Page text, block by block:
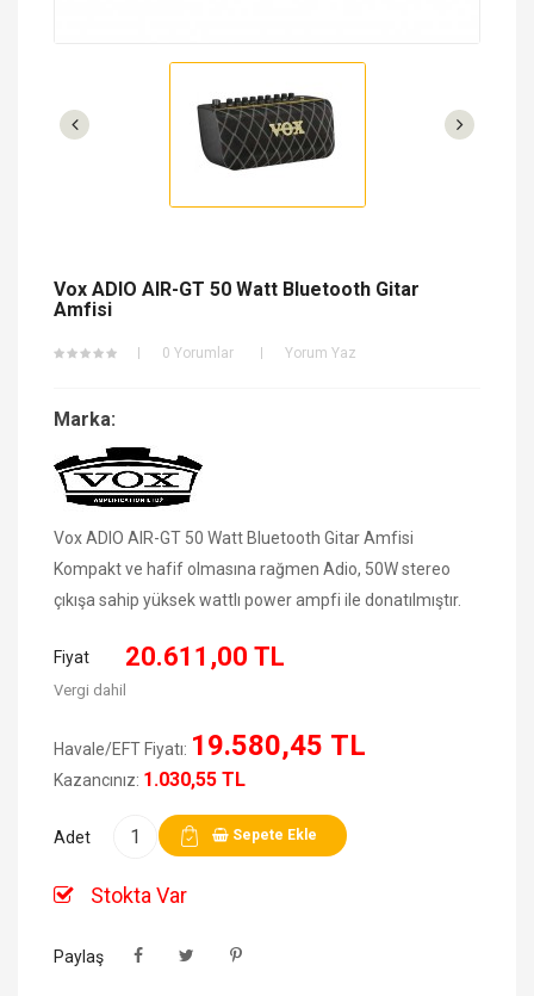
Vox ADIO AIR-GT 50 Watt Bluetooth Gitar
Amfisi
0 Yorumlar Yorum Yaz
Marka:
Vox ADIO AIR-GT 50 Watt Bluetooth Gitar Amfisi
Kompakt ve hafif olmasına rağmen Adio, 50W stereo
çıkışa sahip yüksek wattlı power ampfi ile donatılmıştır.
Fiyat 20.611,00 TL
Vergi dahil
Havale/EFT Fiyatı: 19.580,45 TL
Kazancınız: 1.030,55 TL
Adet Sepete Ekle
Stokta Var
Paylaş